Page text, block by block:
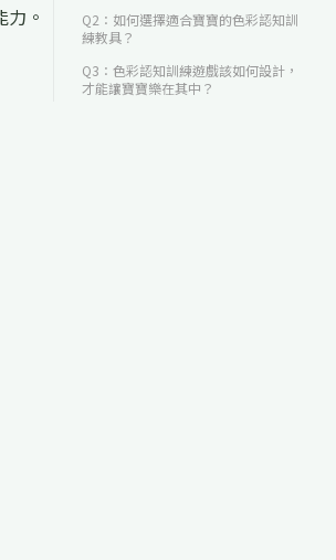
。
Q2：如何選擇適合寶寶的色彩認知訓
練教具？
Q3：色彩認知訓練遊戲該如何設計，
才能讓寶寶樂在其中？